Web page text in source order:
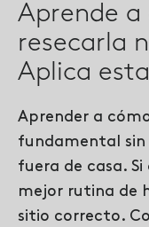
Aprende
resecarla
Aplica
Aprender a
fundamental
fuera de casa.
mejor rutina de
sitio correcto.